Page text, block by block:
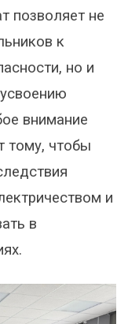
позволяет не
к
но и
внимание
тому, чтобы
и
в